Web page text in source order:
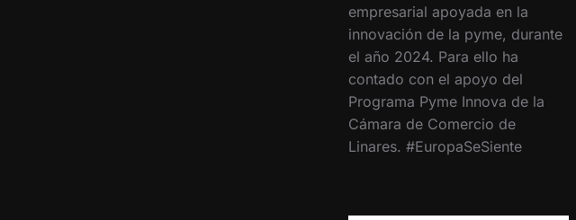
empresarial apoyada en la
innovación de la pyme, durante
el año 2024. Para ello ha
contado con el apoyo del
Programa Pyme Innova de la
Cámara de Comercio de
Linares. #EuropaSeSiente